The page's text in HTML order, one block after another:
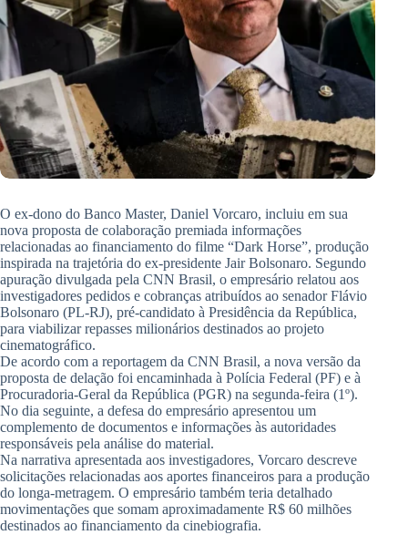
O ex-dono do Banco Master, Daniel Vorcaro, incluiu em sua
nova proposta de colaboração premiada informações
relacionadas ao financiamento do filme “Dark Horse”, produção
inspirada na trajetória do ex-presidente Jair Bolsonaro. Segundo
apuração divulgada pela CNN Brasil, o empresário relatou aos
investigadores pedidos e cobranças atribuídos ao senador Flávio
Bolsonaro (PL-RJ), pré-candidato à Presidência da República,
para viabilizar repasses milionários destinados ao projeto
cinematográfico.
De acordo com a reportagem da CNN Brasil, a nova versão da
proposta de delação foi encaminhada à Polícia Federal (PF) e à
Procuradoria-Geral da República (PGR) na segunda-feira (1º).
No dia seguinte, a defesa do empresário apresentou um
complemento de documentos e informações às autoridades
responsáveis pela análise do material.
Na narrativa apresentada aos investigadores, Vorcaro descreve
solicitações relacionadas aos aportes financeiros para a produção
do longa-metragem. O empresário também teria detalhado
movimentações que somam aproximadamente R$ 60 milhões
destinados ao financiamento da cinebiografia.